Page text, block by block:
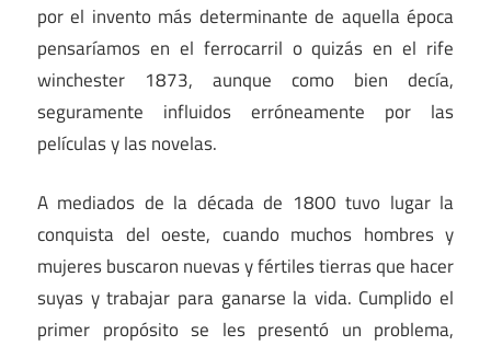
por el invento más determinante de aquella época
pensaríamos en el ferrocarril o quizás en el rife
winchester 1873, aunque como bien decía,
seguramente influidos erróneamente por las
películas y las novelas.
A mediados de la década de 1800 tuvo lugar la
conquista del oeste, cuando muchos hombres y
mujeres buscaron nuevas y fértiles tierras que hacer
suyas y trabajar para ganarse la vida. Cumplido el
primer propósito se les presentó un problema,